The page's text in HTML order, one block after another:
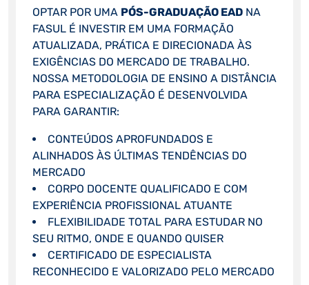
OPTAR POR UMA PÓS-GRADUAÇÃO EADNA
FASUL É INVESTIR EM UMA FORMAÇÃO
ATUALIZADA, PRÁTICA E DIRECIONADA ÀS
EXIGÊNCIAS DO MERCADO DE TRABALHO.
NOSSA METODOLOGIA DE ENSINO A DISTÂNCIA
PARA ESPECIALIZAÇÃO É DESENVOLVIDA
PARA GARANTIR:
CONTEÚDOS APROFUNDADOS E
ALINHADOS ÀS ÚLTIMAS TENDÊNCIAS DO
MERCADO
CORPO DOCENTE QUALIFICADO E COM
EXPERIÊNCIA PROFISSIONAL ATUANTE
FLEXIBILIDADE TOTAL PARA ESTUDAR NO
SEU RITMO, ONDE E QUANDO QUISER
CERTIFICADO DE ESPECIALISTA
RECONHECIDO E VALORIZADO PELO MERCADO